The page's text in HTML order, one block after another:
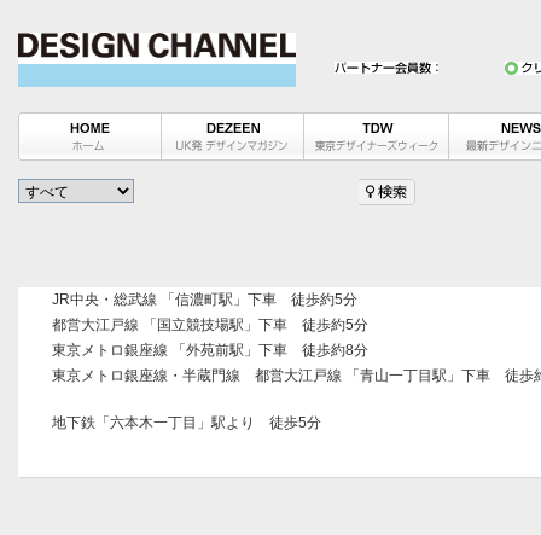
JR中央・総武線 「信濃町駅」下車 徒歩約5分
都営大江戸線 「国立競技場駅」下車 徒歩約5分
東京メトロ銀座線 「外苑前駅」下車 徒歩約8分
東京メトロ銀座線・半蔵門線 都営大江戸線 「青山一丁目駅」下車 徒歩
地下鉄「六本木一丁目」駅より 徒歩5分